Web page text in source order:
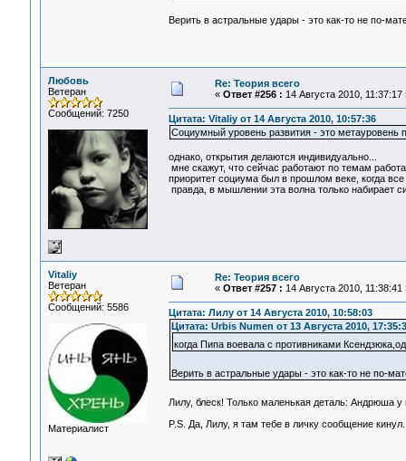
Верить в астральные удары - это как-то не по-
Любовь
Ветеран
Сообщений: 7250
Re: Теория всего
« Ответ #256 : 14 Августа 2010, 11:37:17
Цитата: Vitaliy от 14 Августа 2010, 10:57:36
Социумный уровень развития - это метауровень
однако, открытия делаются индивидуально...
мне скажут, что сейчас работают по темам
приоритет социума был в прошлом веке, когда
правда, в мышлении эта волна только набирает
Vitaliy
Ветеран
Сообщений: 5586
Материалист
Re: Теория всего
« Ответ #257 : 14 Августа 2010, 11:38:41
Цитата: Лилу от 14 Августа 2010, 10:58:03
Цитата: Urbis Numen от 13 Августа 2010,
когда Пипа воевала с противниками
Верить в астральные удары - это как-то не по-
Лилу, блеск! Только маленькая деталь: Андрюша
P.S. Да, Лилу, я там тебе в личку сообщение